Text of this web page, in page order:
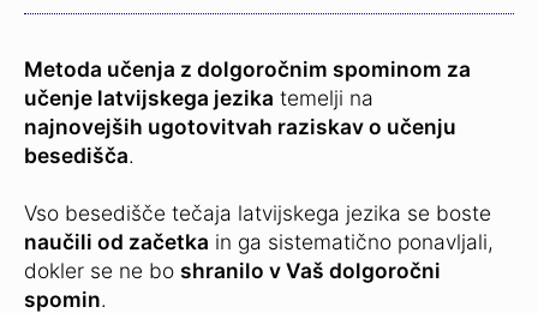
Metoda učenja z dolgoročnim spominom za
učenje latvijskega jezika temelji na
najnovejših ugotovitvah raziskav o učenju
besedišča.
Vso besedišče tečaja latvijskega jezika se boste
naučili od začetka in ga sistematično ponavljali,
dokler se ne bo shranilo v Vaš dolgoročni
spomin.